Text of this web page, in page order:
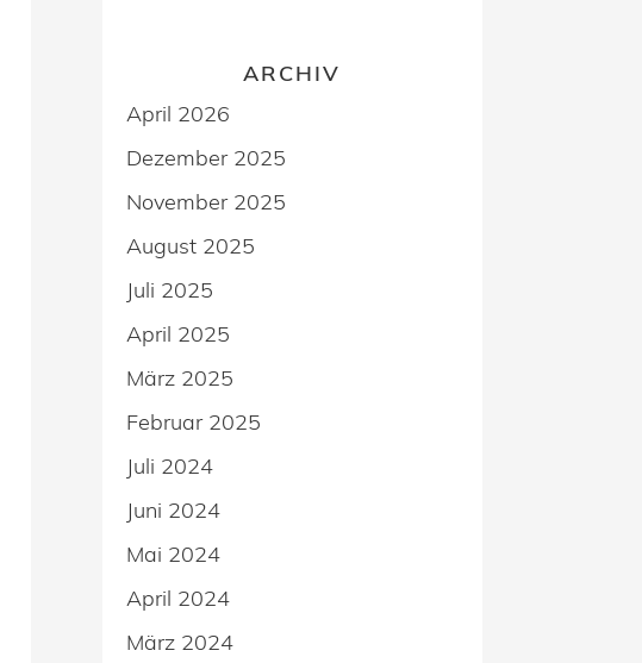
ARCHIV
April 2026
Dezember 2025
November 2025
August 2025
Juli 2025
April 2025
März 2025
Februar 2025
Juli 2024
Juni 2024
Mai 2024
April 2024
März 2024